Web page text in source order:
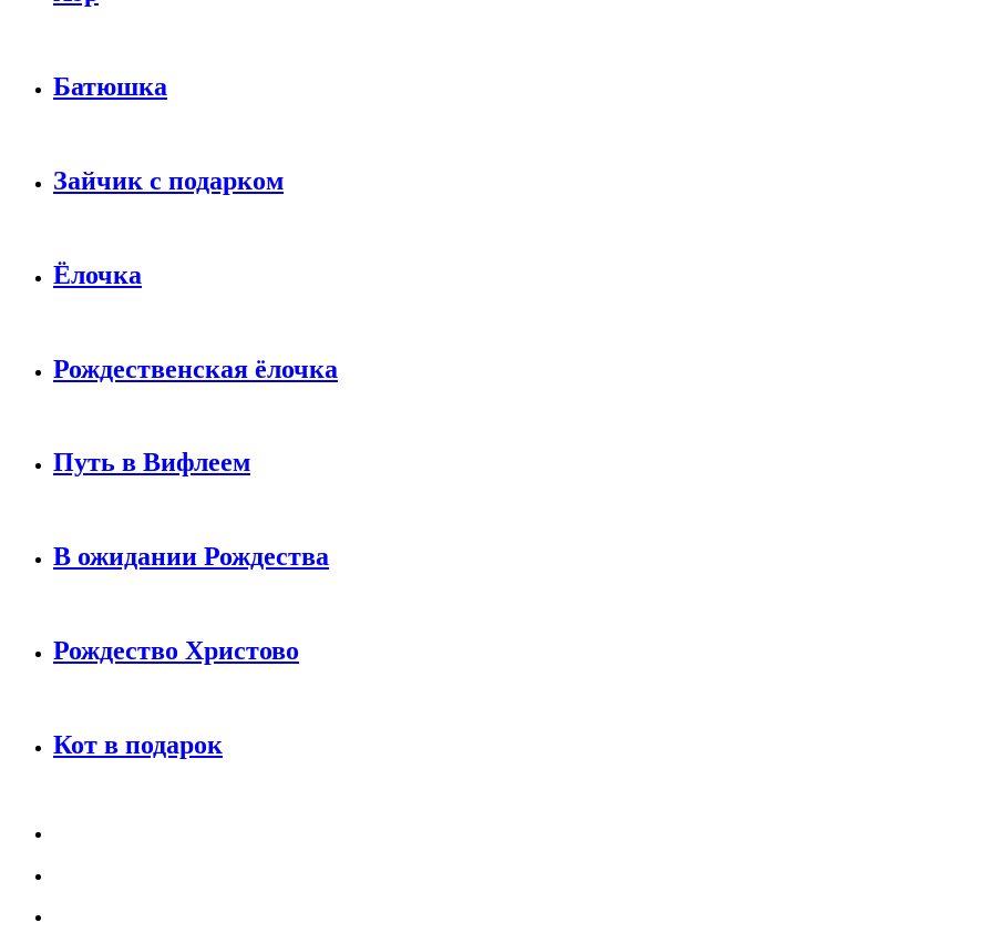
Батюшка
Зайчик с подарком
Ёлочка
Рождественская ёлочка
Путь в Вифлеем
В ожидании Рождества
Рождество Христово
Кот в подарок